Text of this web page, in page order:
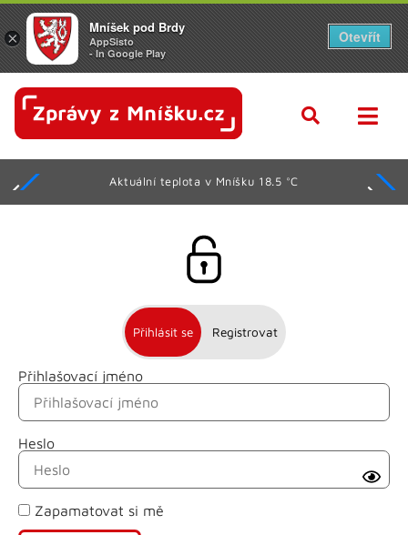
Aktuální teplota v Mníšku 18.5 °C
Přihlásit se Registrovat
Přihlašovací jméno
Heslo
Zapamatovat si mě
Jméno
Příjmení
E-mail
×
Mníšek pod Brdy
AppSisto
- In Google Play
Otevřít